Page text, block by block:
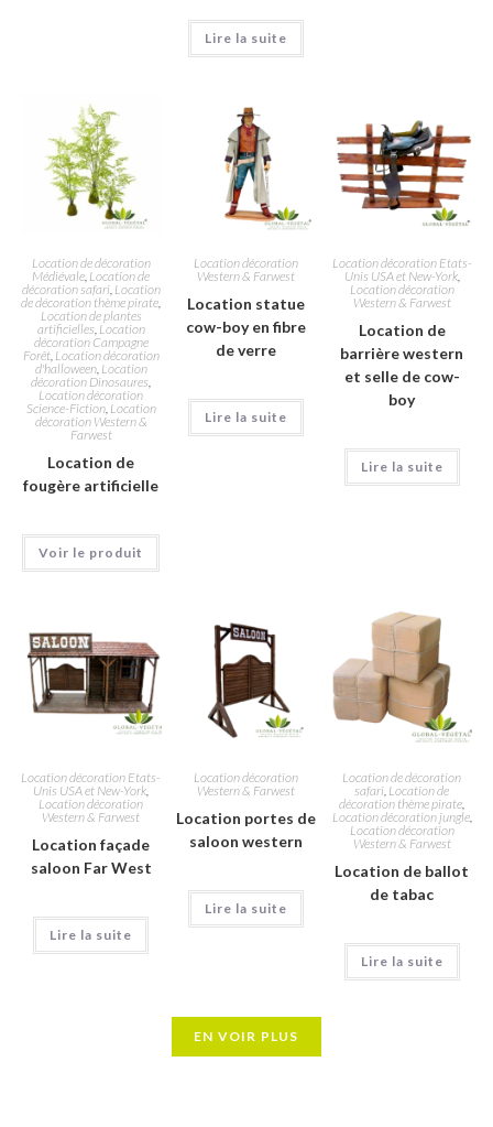
Lire la suite
Location de décoration
Médiévale Location de
décoration safari, Location
de décoration thème pirate
Location de plantes
artificielles Location
décoration Campagne
Forêt, Location décoration
d'halloween, Location
décoration Dinosaures
Location décoration
Science-Fiction, Location
décoration Western &
Farwest
Location de
fougère artificielle
Voir le produit
Location décoration
Western & Farwest
Location statue
cow-boy en fibre
de verre
Lire la suite
Location décoration Etats-
Unis USA et New-York,
Location décoration
Western & Farwest
Location de
barrière western
et selle de cow-
boy
Lire la suite
Location décoration Etats-
Unis USA et New-York
Location décoration
Western & Farwest
Location façade
saloon Far West
Lire la suite
Location décoration
Western & Farwest
Location portes de
saloon western
Lire la suite
Location de décoration
safari Location de
décoration thème pirate
Location décoration jungle,
Location décoration
Western & Farwest
Location de ballot
de tabac
Lire la suite
EN VOIR PLUS